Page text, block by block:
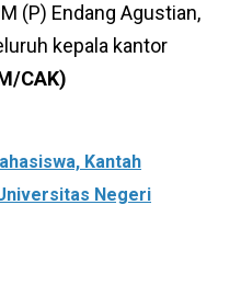
(P) Endang Agustian,
kepala kantor
CAK)
Kantah
Negeri